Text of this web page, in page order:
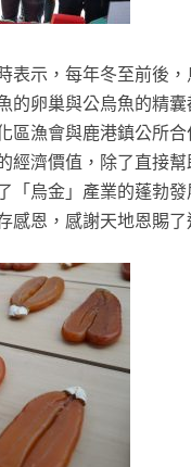
表示，每年冬至前後
的卵巢與公烏魚的精
區漁會與鹿港鎮公所
經濟價值，除了直接
「烏金」產業的蓬勃
感恩，感謝天地恩賜